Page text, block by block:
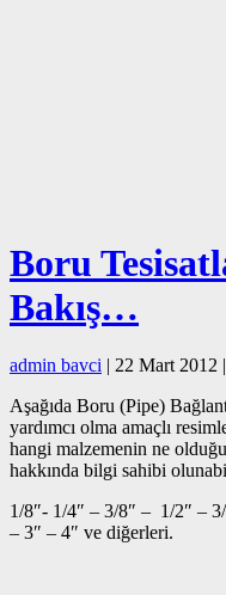
Boru
Bakış…
admin bavci | 22 Mart 2012 |
Aşağıda Boru (Pipe)
yardımcı olma amaçlı
hangi malzemenin ne
hakkında bilgi sahibi
1/8″- 1/4″ – 3/8″ – 1/2″ –
– 3″ – 4″ ve diğerleri.